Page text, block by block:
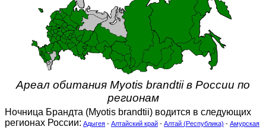
Ареал обитания Myotis brandtii в России по
регионам
Ночница Брандта (Myotis brandtii) водится в следующих
регионах России: Адыгея - Алтайский край - Алтай (Республика) - Амурская